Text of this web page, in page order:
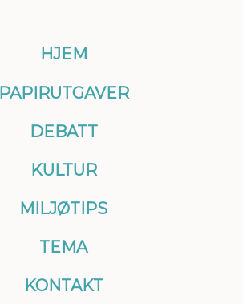
HJEM
PAPIRUTGAVER
DEBATT
KULTUR
MILJØTIPS
TEMA
KONTAKT